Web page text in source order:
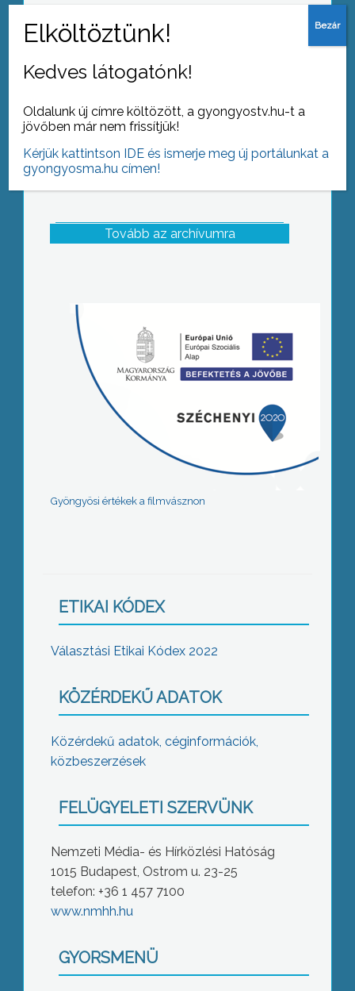
megyei közgyűlés a Markhot Ferenc
kórház működésbe adásával
Tovább az archívumra
Gyöngyösi értékek a filmvásznon
ETIKAI KÓDEX
Választási Etikai Kódex 2022
KÖZÉRDEKŰ ADATOK
Közérdekű adatok, céginformációk,
közbeszerzések
FELÜGYELETI SZERVÜNK
Nemzeti Média- és Hírközlési Hatóság
1015 Budapest, Ostrom u. 23-25
telefon: +36 1 457 7100
www.nmhh.hu
GYORSMENÜ
Kedves látogatónk!
Oldalunk új címre költözött, a gyongyostv.hu-t a
jövőben már nem frissítjük!
Kérjük kattintson IDE és ismerje meg új portálunkat a
gyongyosma.hu címen!